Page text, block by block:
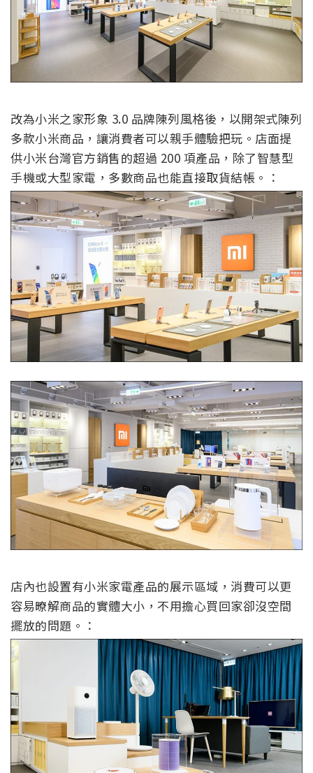
改為小米之家形象 3.0 品牌陳列風格後，以開架式陳列
多款小米商品，讓消費者可以親手體驗把玩。店面提
供小米台灣官方銷售的超過 200 項產品，除了智慧型
手機或大型家電，多數商品也能直接取貨結帳。：
店內也設置有小米家電產品的展示區域，消費可以更
容易暸解商品的實體大小，不用擔心買回家卻沒空間
擺放的問題。：